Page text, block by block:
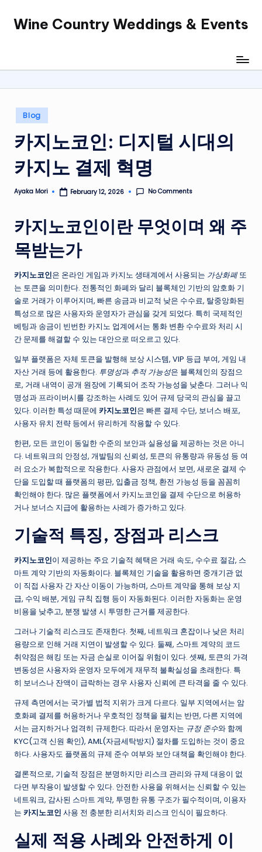
SkipWine Country Weddings & Events
Posted
in
Blog
카지노코인: 디지털 시대의
카지노 결제 혁명
Posted
Ayaka Mori February 12, 2026 No Comments
카지노코인이란 무엇이며 왜 주
목받는가
카지노코인은 온라인 게임과 카지노 생태계에서 사용되는 가상화폐또
는 토큰을 의미한다. 전통적인 화폐와 달리 블록체인 기반의 암호화 기
술로 거래가 이루어지며, 빠른 송금과 비교적 낮은 수수료, 탈중앙화된
특성으로 많은 사용자와 운영자가 관심을 갖게 되었다. 특히 국제적인
베팅과 송금이 빈번한 카지노 업계에서는 통화 변환 수수료와 처리 시
간 문제를 해결할 수 있는 대안으로 떠오르고 있다.
일부 플랫폼은 자체 토큰을 발행해 보상 시스템, VIP 등급 부여, 게임 내
자산 거래 등에 활용한다. 투명성과 추적 가능성은 블록체인의 장점으
로, 거래 내역이 공개 원장에 기록되어 조작 가능성을 낮춘다. 그러나 익
명성과 프라이버시를 강조하는 사례도 있어 규제 당국의 관심을 끌고
있다. 이러한 특성 때문에 카지노코인은 빠른 결제 수단, 보너스 배포,
사용자 유치 전략 등에서 유리하게 작용할 수 있다.
한편, 모든 코인이 동일한 수준의 보안과 실용성을 제공하는 것은 아니
다. 네트워크의 안정성, 개발팀의 신뢰성, 토큰의 유통량과 유동성 등 여
러 요소가 복합적으로 작용한다. 사용자 관점에서 보면, 새로운 결제 수
단을 도입할 때 플랫폼의 평판, 입출금 정책, 환전 가능성 등을 꼼꼼히
확인해야 한다. 많은 플랫폼에서 카지노코인을 결제 수단으로 허용하
거나 보너스 지급에 활용하는 사례가 증가하고 있다.
기술적 특징, 장점과 리스크
카지노코인이 제공하는 주요 기술적 혜택은 거래 속도, 수수료 절감, 스
마트 계약 기반의 자동화이다. 블록체인 기술을 활용하면 중개기관 없
이 직접 사용자 간 자산 이동이 가능하며, 스마트 계약을 통해 보상 지
급, 수익 배분, 게임 규칙 집행 등이 자동화된다. 이러한 자동화는 운영
비용을 낮추고, 분쟁 발생 시 투명한 근거를 제공한다.
그러나 기술적 리스크도 존재한다. 첫째, 네트워크 혼잡이나 낮은 처리
용량으로 인해 거래 지연이 발생할 수 있다. 둘째, 스마트 계약의 코드
취약점은 해킹 또는 자금 손실로 이어질 위험이 있다. 셋째, 토큰의 가격
변동성은 사용자와 운영자 모두에게 재무적 불확실성을 초래한다. 특
히 보너스나 잔액이 급락하는 경우 사용자 신뢰에 큰 타격을 줄 수 있다.
규제 측면에서는 국가별 법적 지위가 크게 다르다. 일부 지역에서는 암
호화폐 결제를 허용하거나 우호적인 정책을 펼치는 반면, 다른 지역에
서는 금지하거나 엄격히 규제한다. 따라서 운영자는 규정 준수와 함께
KYC(고객 신원 확인), AML(자금세탁방지) 절차를 도입하는 것이 중요
하다. 사용자도 플랫폼의 규제 준수 여부와 보안 대책을 확인해야 한다.
결론적으로, 기술적 장점은 분명하지만 리스크 관리와 규제 대응이 없
다면 부작용이 발생할 수 있다. 안전한 사용을 위해서는 신뢰할 수 있는
네트워크, 감사된 스마트 계약, 투명한 유통 구조가 필수적이며, 이용자
는 카지노코인 사용 전 충분한 리서치와 리스크 인식이 필요하다.
실제 적용 사례와 안전하게 이